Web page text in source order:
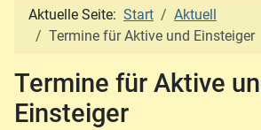
Aktuelle Seite: Start
Aktuell
Termine für Aktive und Einsteiger
Termine für Aktive
Einsteiger